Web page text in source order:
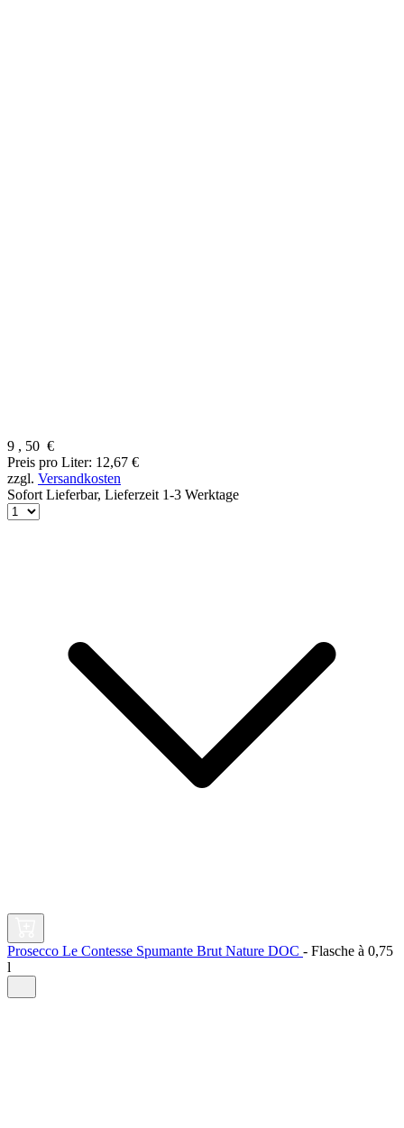
9 , 50 €
Preis pro Liter: 12,67 €
zzgl. Versandkosten
Sofort Lieferbar, Lieferzeit 1-3 Werktage
Prosecco Le Contesse Spumante Brut Nature DOC - Flasche à 0,75
l